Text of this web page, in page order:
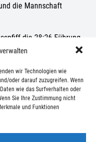
wir Technologien wie
oder darauf zuzugreifen. Wenn
wie das Surfverhalten oder
Sie Ihre Zustimmung nicht
und Funktionen
die Mannschaft
die 28:26 Führung
für die Gastgeber aus
aufspielende Rudower